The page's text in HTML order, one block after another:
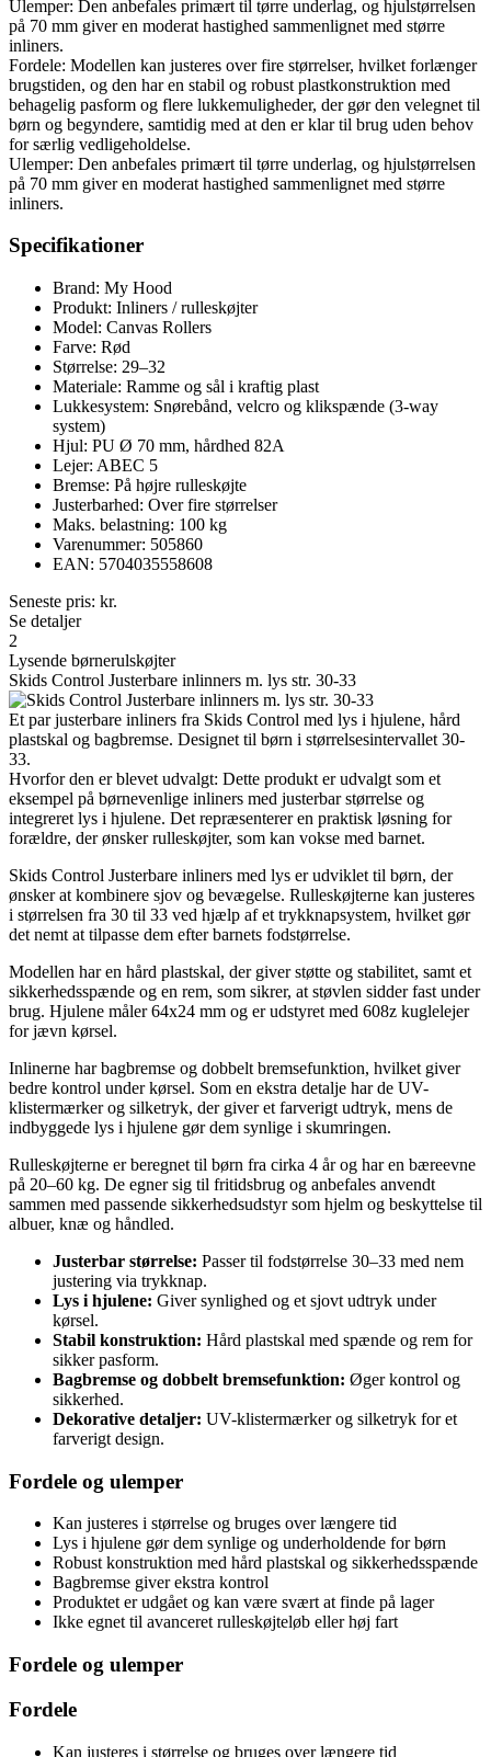
Ulemper: Den anbefales primært til tørre underlag, og hjulstørrelsen
på 70 mm giver en moderat hastighed sammenlignet med større
inliners.
Fordele: Modellen kan justeres over fire størrelser, hvilket forlænger
brugstiden, og den har en stabil og robust plastkonstruktion med
behagelig pasform og flere lukkemuligheder, der gør den velegnet til
børn og begyndere, samtidig med at den er klar til brug uden behov
for særlig vedligeholdelse.
Ulemper: Den anbefales primært til tørre underlag, og hjulstørrelsen
på 70 mm giver en moderat hastighed sammenlignet med større
inliners.
Specifikationer
Brand: My Hood
Produkt: Inliners / rulleskøjter
Model: Canvas Rollers
Farve: Rød
Størrelse: 29–32
Materiale: Ramme og sål i kraftig plast
Lukkesystem: Snørebånd, velcro og klikspænde (3-way
system)
Hjul: PU Ø 70 mm, hårdhed 82A
Lejer: ABEC 5
Bremse: På højre rulleskøjte
Justerbarhed: Over fire størrelser
Maks. belastning: 100 kg
Varenummer: 505860
EAN: 5704035558608
Seneste pris: kr.
Se detaljer
2
Lysende børnerulskøjter
Skids Control Justerbare inlinners m. lys str. 30-33
Et par justerbare inliners fra Skids Control med lys i hjulene, hård
plastskal og bagbremse. Designet til børn i størrelsesintervallet 30-
33.
Hvorfor den er blevet udvalgt: Dette produkt er udvalgt som et
eksempel på børnevenlige inliners med justerbar størrelse og
integreret lys i hjulene. Det repræsenterer en praktisk løsning for
forældre, der ønsker rulleskøjter, som kan vokse med barnet.
Skids Control Justerbare inliners med lys er udviklet til børn, der
ønsker at kombinere sjov og bevægelse. Rulleskøjterne kan justeres
i størrelsen fra 30 til 33 ved hjælp af et trykknapsystem, hvilket gør
det nemt at tilpasse dem efter barnets fodstørrelse.
Modellen har en hård plastskal, der giver støtte og stabilitet, samt et
sikkerhedsspænde og en rem, som sikrer, at støvlen sidder fast under
brug. Hjulene måler 64x24 mm og er udstyret med 608z kuglelejer
for jævn kørsel.
Inlinerne har bagbremse og dobbelt bremsefunktion, hvilket giver
bedre kontrol under kørsel. Som en ekstra detalje har de UV-
klistermærker og silketryk, der giver et farverigt udtryk, mens de
indbyggede lys i hjulene gør dem synlige i skumringen.
Rulleskøjterne er beregnet til børn fra cirka 4 år og har en bæreevne
på 20–60 kg. De egner sig til fritidsbrug og anbefales anvendt
sammen med passende sikkerhedsudstyr som hjelm og beskyttelse til
albuer, knæ og håndled.
Justerbar størrelse: Passer til fodstørrelse 30–33 med nem
justering via trykknap.
Lys i hjulene: Giver synlighed og et sjovt udtryk under
kørsel.
Stabil konstruktion: Hård plastskal med spænde og rem for
sikker pasform.
Bagbremse og dobbelt bremsefunktion: Øger kontrol og
sikkerhed.
Dekorative detaljer: UV-klistermærker og silketryk for et
farverigt design.
Fordele og ulemper
Kan justeres i størrelse og bruges over længere tid
Lys i hjulene gør dem synlige og underholdende for børn
Robust konstruktion med hård plastskal og sikkerhedsspænde
Bagbremse giver ekstra kontrol
Produktet er udgået og kan være svært at finde på lager
Ikke egnet til avanceret rulleskøjteløb eller høj fart
Fordele og ulemper
Fordele
Kan justeres i størrelse og bruges over længere tid